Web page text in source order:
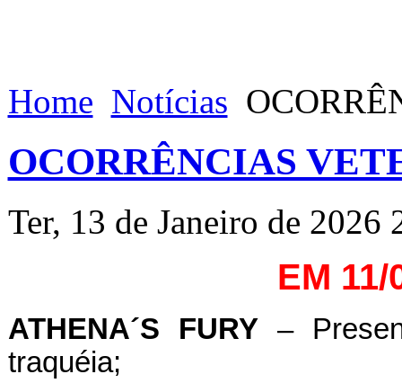
Home Notícias
OCORRÊNCIAS
Ter, 13 de Janeiro de 2026
EM 11/
ATHENA´S FURY–
traquéia;